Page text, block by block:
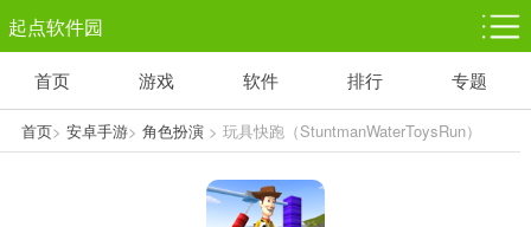
起点软件园
塔防游戏
1千+款游戏
休闲益智
1万+款游戏
体育竞技
5百+款游戏
赛车竞速
3百+款游戏
首页 游戏 软件 排行 专题
首页> 安卓手游> 角色扮演> 玩具快跑（StuntmanWaterToysRun）